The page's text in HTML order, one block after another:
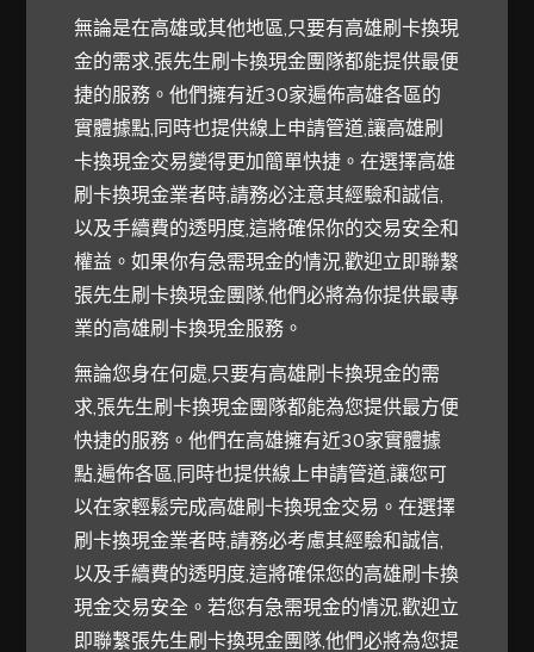
無論是在高雄或其他地區,只要有高雄刷卡換現
金的需求,張先生刷卡換現金團隊都能提供最便
捷的服務。他們擁有近30家遍佈高雄各區的
實體據點,同時也提供線上申請管道,讓高雄刷
卡換現金交易變得更加簡單快捷。在選擇高雄
刷卡換現金業者時,請務必注意其經驗和誠信,
以及手續費的透明度,這將確保你的交易安全和
權益。如果你有急需現金的情況,歡迎立即聯繫
張先生刷卡換現金團隊,他們必將為你提供最專
業的高雄刷卡換現金服務。
無論您身在何處,只要有高雄刷卡換現金的需
求,張先生刷卡換現金團隊都能為您提供最方便
快捷的服務。他們在高雄擁有近30家實體據
點,遍佈各區,同時也提供線上申請管道,讓您可
以在家輕鬆完成高雄刷卡換現金交易。在選擇
刷卡換現金業者時,請務必考慮其經驗和誠信,
以及手續費的透明度,這將確保您的高雄刷卡換
現金交易安全。若您有急需現金的情況,歡迎立
即聯繫張先生刷卡換現金團隊,他們必將為您提